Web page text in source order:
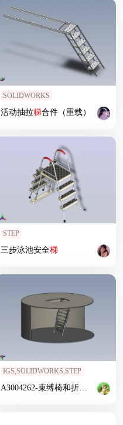
SOLIDWORKS
活动抽拉梯合件（重载）
STEP
三步泳池安全梯
IGS,SOLIDWORKS,STEP
A3004262-束缚椅和折叠 。